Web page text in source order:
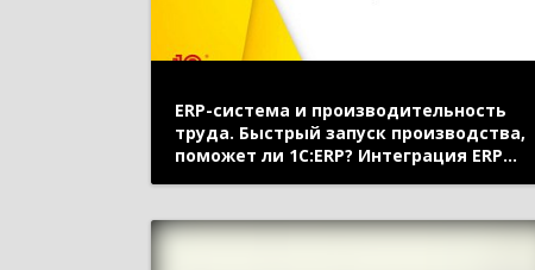
ERP-система и производительность
труда. Быстрый запуск производства,
поможет ли 1С:ERP? Интеграция ERP
«1С:ERP в облаках» 14 мая 2020 г.,
Кислов Алексей, «1С»)